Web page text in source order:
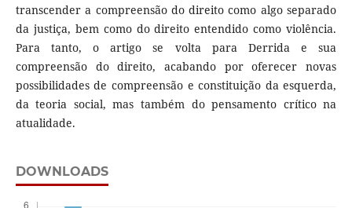
transcender a compreensão do direito como algo separado
da justiça, bem como do direito entendido como violência.
Para tanto, o artigo se volta para Derrida e sua
compreensão do direito, acabando por oferecer novas
possibilidades de compreensão e constituição da esquerda,
da teoria social, mas também do pensamento crítico na
atualidade.
DOWNLOADS